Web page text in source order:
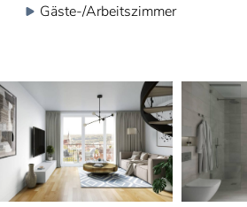
Gäste-/Arbeitszimmer